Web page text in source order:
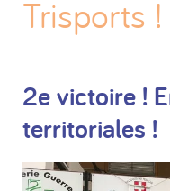
Trisports !
2e victoire !
territoriales !